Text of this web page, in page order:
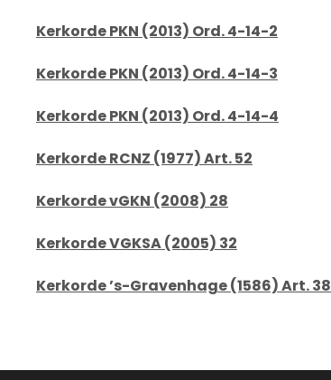
Kerkorde PKN (2013) Ord. 4-14-2
Kerkorde PKN (2013) Ord. 4-14-3
Kerkorde PKN (2013) Ord. 4-14-4
Kerkorde RCNZ (1977) Art. 52
Kerkorde vGKN (2008) 28
Kerkorde VGKSA (2005) 32
Kerkorde ’s-Gravenhage (1586) Art. 38